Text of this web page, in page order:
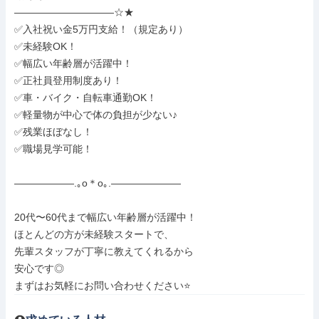
――――――――――☆★
✅入社祝い金5万円支給！（規定あり）
✅未経験OK！
✅幅広い年齢層が活躍中！
✅正社員登用制度あり！
✅車・バイク・自転車通勤OK！
✅軽量物が中心で体の負担が少ない♪
✅残業ほぼなし！
✅職場見学可能！
――――――.｡o＊o｡.―――――――
20代〜60代まで幅広い年齢層が活躍中！
ほとんどの方が未経験スタートで、
先輩スタッフが丁寧に教えてくれるから
安心です◎
まずはお気軽にお問い合わせください⭐